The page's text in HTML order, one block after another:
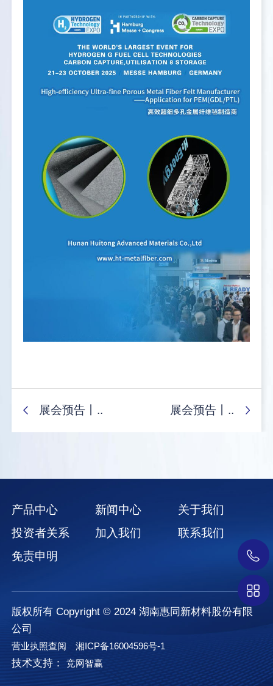
展会预告丨.. 展会预告丨..
产品中心 新闻中心
关于我们
投资者关系
加入我们
联系我们
免责申明
版权所有 Copyright © 2024 湖南惠同新材料股份有限
公司
营业执照查阅 湘ICP备16004596号-1
技术支持：竞网智赢